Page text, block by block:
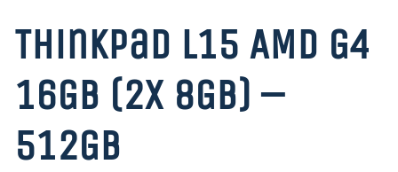
ThinkPad L15 AMD G4
16GB (2x 8GB) –
512GB